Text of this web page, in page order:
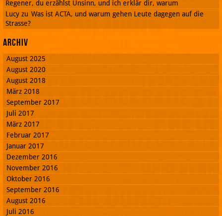
Regener, du erzählst Unsinn, und ich erklär dir, warum
Lucy zu Was ist ACTA, und warum gehen Leute dagegen auf die
Strasse?
Archiv
August 2025
August 2020
August 2018
März 2018
September 2017
Juli 2017
März 2017
Februar 2017
Januar 2017
Dezember 2016
November 2016
Oktober 2016
September 2016
August 2016
Juli 2016